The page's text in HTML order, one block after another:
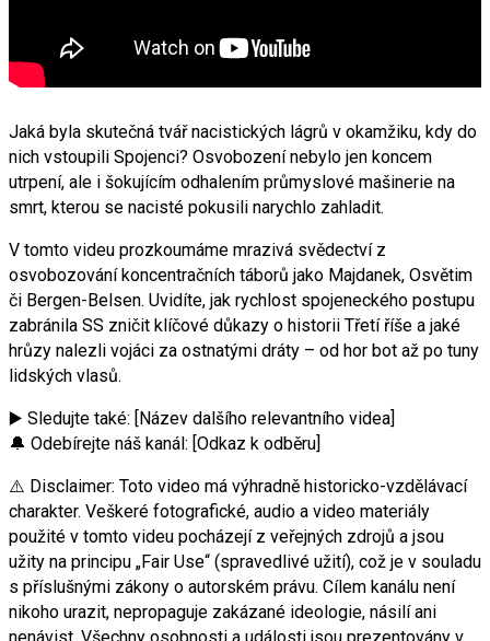
Jaká byla skutečná tvář nacistických lágrů v okamžiku, kdy do
nich vstoupili Spojenci? Osvobození nebylo jen koncem
utrpení, ale i šokujícím odhalením průmyslové mašinerie na
smrt, kterou se nacisté pokusili narychlo zahladit.
V tomto videu prozkoumáme mrazivá svědectví z
osvobozování koncentračních táborů jako Majdanek, Osvětim
či Bergen-Belsen. Uvidíte, jak rychlost spojeneckého postupu
zabránila SS zničit klíčové důkazy o historii Třetí říše a jaké
hrůzy nalezli vojáci za ostnatými dráty – od hor bot až po tuny
lidských vlasů.
▶️ Sledujte také: [Název dalšího relevantního videa]
🔔 Odebírejte náš kanál: [Odkaz k odběru]
⚠️ Disclaimer: Toto video má výhradně historicko-vzdělávací
charakter. Veškeré fotografické, audio a video materiály
použité v tomto videu pocházejí z veřejných zdrojů a jsou
užity na principu „Fair Use“ (spravedlivé užití), což je v souladu
s příslušnými zákony o autorském právu. Cílem kanálu není
nikoho urazit, nepropaguje zakázané ideologie, násilí ani
nenávist. Všechny osobnosti a události jsou prezentovány v